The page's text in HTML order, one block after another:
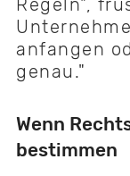
Regeln",
anfangen
genau."
Wenn
bestimmen